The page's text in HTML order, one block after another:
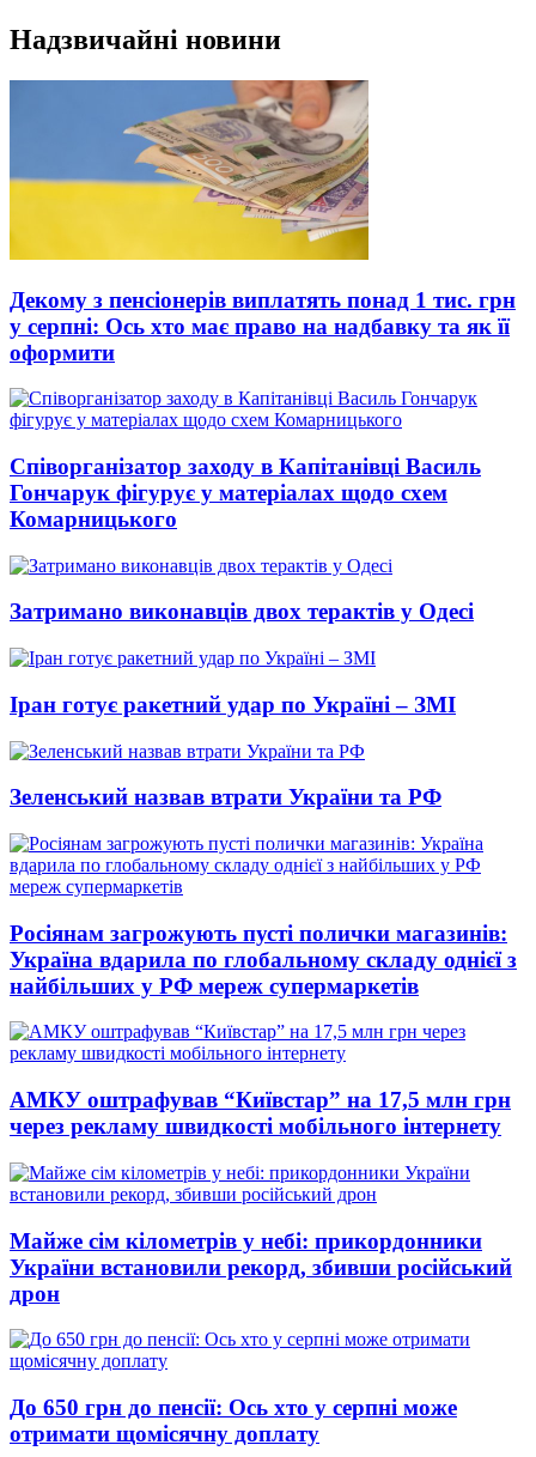
Перейти
до
вмісту
Надзвичайні новини
Декому з пенсіонерів виплатять понад 1 тис. грн
у серпні: Ось хто має право на надбавку та як її
оформити
Співорганізатор заходу в Капітанівці Василь
Гончарук фігурує у матеріалах щодо схем
Комарницького
Затримано виконавців двох терактів у Одесі
Іран готує ракетний удар по Україні – ЗМІ
Зеленський назвав втрати України та РФ
Росіянам загрожують пусті полички магазинів:
Україна вдарила по глобальному складу однієї з
найбільших у РФ мереж супермаркетів
АМКУ оштрафував “Київстар” на 17,5 млн грн
через рекламу швидкості мобільного інтернету
Майже сім кілометрів у небі: прикордонники
України встановили рекорд, збивши російський
дрон
До 650 грн до пенсії: Ось хто у серпні може
отримати щомісячну доплату